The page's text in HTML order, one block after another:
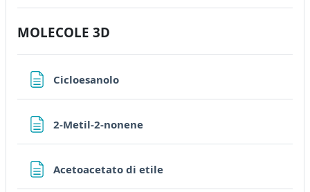
MOLECOLE 3D
CicloesanoloPage
2-Metil-2-nonenePage
Acetoacetato di etilePage